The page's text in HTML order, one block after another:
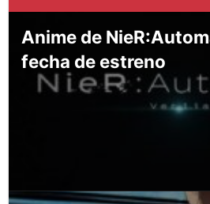
Anime de
fecha de estreno